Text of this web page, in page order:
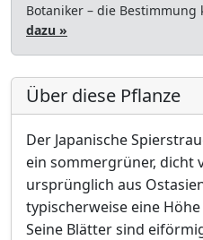
Botaniker – die
dazu »
Über diese Pflanze
Der Japanische
ein sommergrüner, dicht
ursprünglich aus
typischerweise eine
Seine Blätter sind